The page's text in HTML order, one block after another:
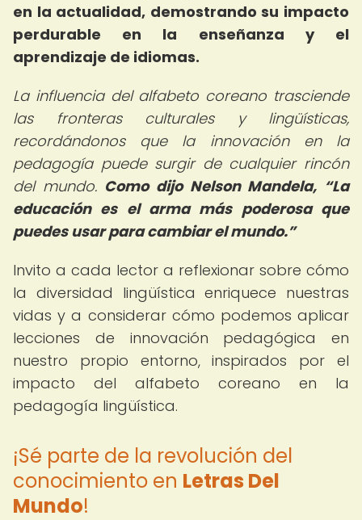
en la actualidad, demostrando su impacto
perdurable en la enseñanza y el
aprendizaje de idiomas.
La influencia del alfabeto coreano trasciende
las fronteras culturales y lingüísticas,
recordándonos que la innovación en la
pedagogía puede surgir de cualquier rincón
del mundo. Como dijo Nelson Mandela,
La
educación es el arma más poderosa que
puedes usar para cambiar el mundo.
Invito a cada lector a reflexionar sobre cómo
la diversidad lingüística enriquece nuestras
vidas y a considerar cómo podemos aplicar
lecciones de innovación pedagógica en
nuestro propio entorno, inspirados por el
impacto del alfabeto coreano en la
pedagogía lingüística.
¡Sé parte de la revolución del
conocimiento en Letras Del
Mundo!